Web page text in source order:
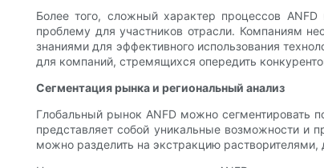
Более того, сложный характер процессов
проблему для участников отрасли. Компаниям
знаниями для эффективного использования
для компаний, стремящихся опередить
Сегментация рынка и региональный анализ
Глобальный рынок ANFD можно сегментировать
представляет собой уникальные возможности и
можно разделить на экстракцию